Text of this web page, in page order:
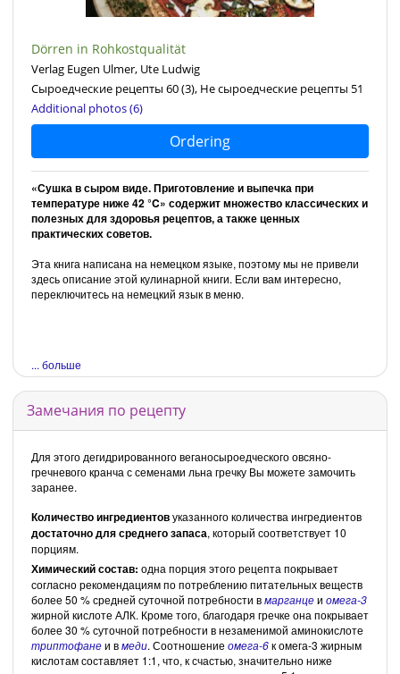
Dörren in Rohkostqualität
Verlag Eugen Ulmer, Ute Ludwig
Сыроедческие рецепты 60(3), Не сыроедческие рецепты 51
Additional photos (6)
Ordering
«Сушка в сыром виде. Приготовление и выпечка при
температуре ниже 42 °C» содержит множество классических и
полезных для здоровья рецептов, а также ценных
практических советов.
Эта книга написана на немецком языке, поэтому мы не привели
здесь описание этой кулинарной книги. Если вам интересно,
переключитесь на немецкий язык в меню.
... больше
Замечания по рецепту
Для этого дегидрированного веганосыроедческого овсяно-
гречневого кранча с семенами льна гречку Вы можете замочить
заранее.
Количество ингредиентовуказанного количества ингредиентов
достаточно для среднегозапаса, который соответствует 10
порциям.
Химический состав: одна порция этого рецепта покрывает
согласно рекомендациям по потреблению питательных веществ
более 50 % средней суточной потребности вмарганцеи омега-3
жирной кислоте АЛК. Кроме того, благодаря гречке она покрывает
более 30 % суточной потребности в незаменимой аминокислоте
триптофанеи вмеди. Соотношение омега-6к омега-3 жирным
кислотам составляет 1:1, что, к счастью, значительно ниже